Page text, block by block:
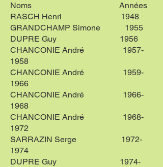
Noms Années
RASCH Henri 1948
GRANDCHAMP Simone 1955
DUPRE Guy 1956
CHANCONIE André 1957-
1958
CHANCONIE André 1959-
1966
CHANCONIE André 1966-
1968
CHANCONIE André 1968-
1972
SARRAZIN Serge 1972-
1974
DUPRE Guy 1974-